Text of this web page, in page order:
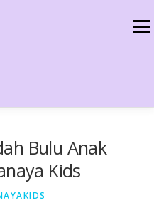
Menu
Bulu Anak
Kids